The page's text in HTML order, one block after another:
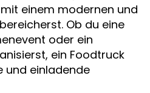
einem modernen und
Ob du eine
oder ein
ein Foodtruck
und einladende